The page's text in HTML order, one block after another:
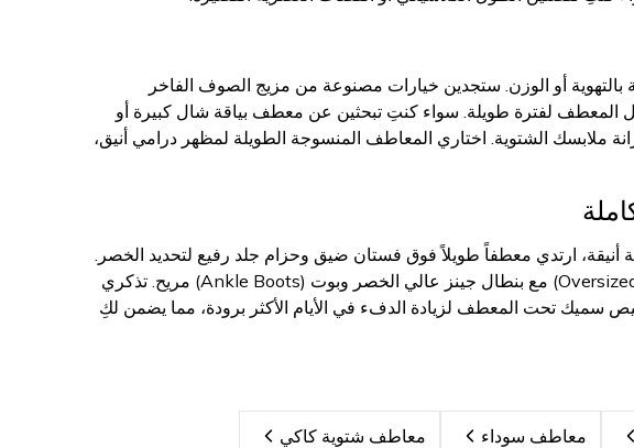
أو الوزن. ستجدين خيارات مصنوعة من مزيج الصوف الفاخر
المعطف لفترة طويلة. سواء كنتِ تبحثين عن معطف بياقة شال كبيرة أو
ملابسك الشتوية. اختاري المعاطف المنسوجة الطويلة لمظهر درامي أنيق،
ارتدي معطفاً طويلاً فوق فستان ضيق وحزام جلد رفيع لتحديد الخصر.
إذا كنتِ تستعدين لنزهة نهاية الأسبوع، نسقي المعطف المنسوج الفضفاض (Oversized) مع بنطال جينز عالي الخصر وبوت (Ankle Boots) مريح. تذكري
سميك تحت المعطف لزيادة الدفء في الأيام الأكثر برودة، مما يضمن لكِ
معاطف سوداء معاطف شتوية كاكي